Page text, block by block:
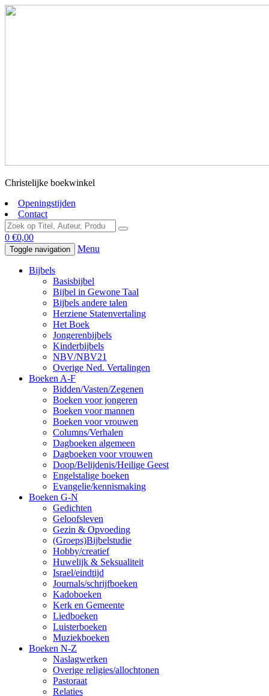
Christelijke boekwinkel
Openingstijden
Contact
0 €0,00
Toggle navigation Menu
Bijbels
Basisbijbel
Bijbel in Gewone Taal
Bijbels andere talen
Herziene Statenvertaling
Het Boek
Jongerenbijbels
Kinderbijbels
NBV/NBV21
Overige Ned. Vertalingen
Boeken A-F
Bidden/Vasten/Zegenen
Boeken voor jongeren
Boeken voor mannen
Boeken voor vrouwen
Columns/Verhalen
Dagboeken algemeen
Dagboeken voor vrouwen
Doop/Belijdenis/Heilige Geest
Engelstalige boeken
Evangelie/kennismaking
Boeken G-N
Gedichten
Geloofsleven
Gezin & Opvoeding
(Groeps)Bijbelstudie
Hobby/creatief
Huwelijk & Seksualiteit
Israel/eindtijd
Journals/schrijfboeken
Kadoboeken
Kerk en Gemeente
Liedboeken
Luisterboeken
Muziekboeken
Boeken N-Z
Naslagwerken
Overige religies/allochtonen
Pastoraat
Relaties